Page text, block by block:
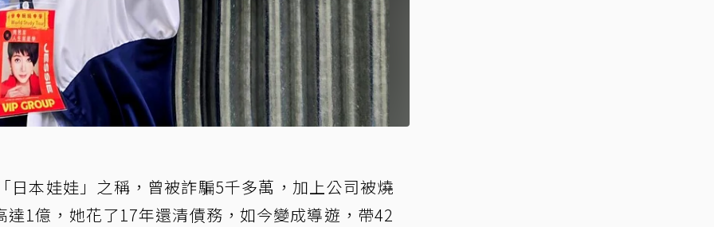
日本娃娃」之稱，曾被詐騙5千多萬，加上公司被燒
1億，她花了17年還清債務，如今變成導遊，帶42